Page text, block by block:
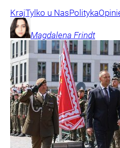
KrajTylko u NasPolityka
Magdalena Frindt